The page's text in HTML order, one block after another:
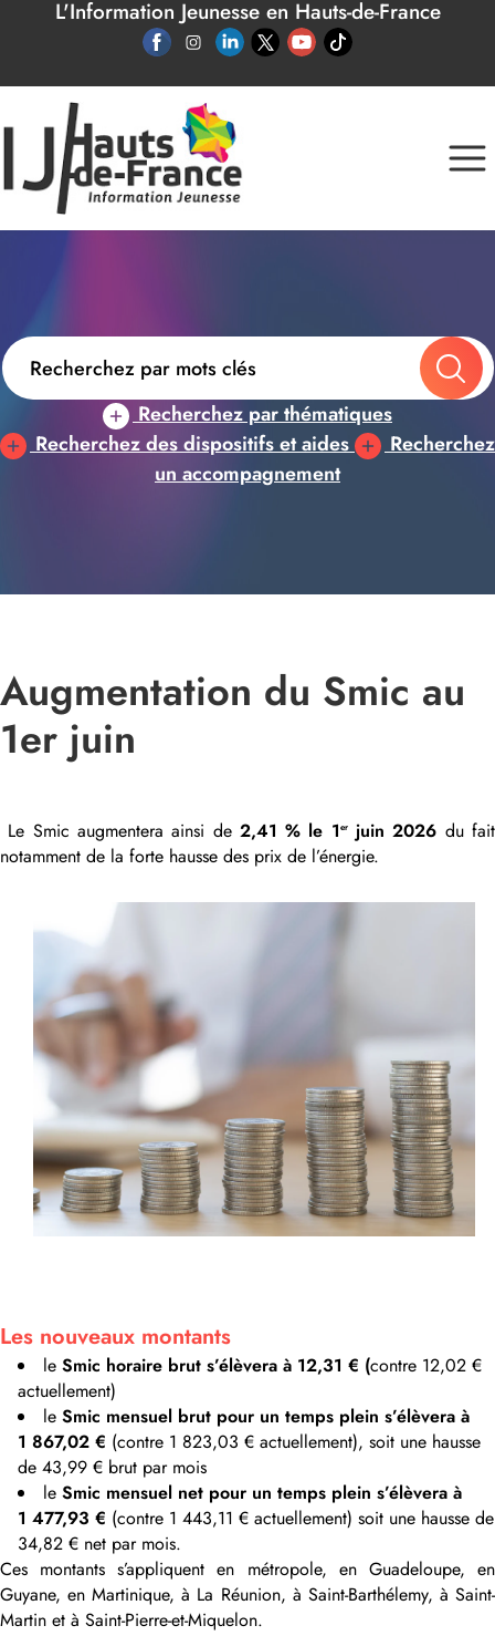
Panneau de gestion des cookies
L'Information Jeunesse en Hauts-de-France
Recherchez par thématiques
Recherchez des dispositifs et aides
Recherchez
un accompagnement
Augmentation du Smic au
1er juin
Le Smic augmentera ainsi de2,41 % le 1erjuin 2026 du fait
notamment de la forte hausse des prix de l’énergie.
Les nouveaux montants
le Smic horaire brut s’élèvera à 12,31 € (contre 12,02 €
actuellement)
le Smic mensuel brut pour un temps plein s’élèvera à
1 867,02 € (contre 1 823,03 € actuellement), soit une hausse
de 43,99 € brut par mois
le Smic mensuel net pour un temps plein s’élèvera à
1 477,93 € (contre 1 443,11 € actuellement) soit une hausse de
34,82 € net par mois.
Ces montants s’appliquent en métropole, en Guadeloupe, en
Guyane, en Martinique, à La Réunion, à Saint-Barthélemy, à Saint-
Martin et à Saint-Pierre-et-Miquelon.